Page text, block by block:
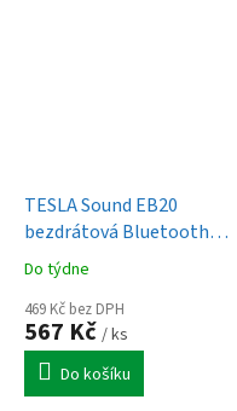
TESLA Sound EB20
bezdrátová Bluetooth
sluchátka (Blossom Pink)
Do týdne
469 Kč bez DPH
567 Kč / ks
Do košíku